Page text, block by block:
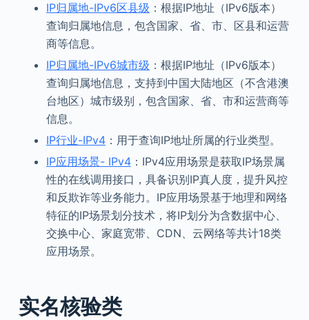
IP归属地-IPv6区县级 ：根据IP地址（IPv6版本）
查询归属地信息，包含国家、省、市、区县和运营
商等信息。
IP归属地-IPv6城市级 ：根据IP地址（IPv6版本）
查询归属地信息，支持到中国大陆地区（不含港澳
台地区）城市级别，包含国家、省、市和运营商等
信息。
IP行业-IPv4：用于查询IP地址所属的行业类型。
IP应用场景- IPv4：IPv4应用场景是获取IP场景属
性的在线调用接口，具备识别IP真人度，提升风控
和反欺诈等业务能力。IP应用场景基于地理和网络
特征的IP场景划分技术，将IP划分为含数据中心、
交换中心、家庭宽带、CDN、云网络等共计18类
应用场景。
实名核验类